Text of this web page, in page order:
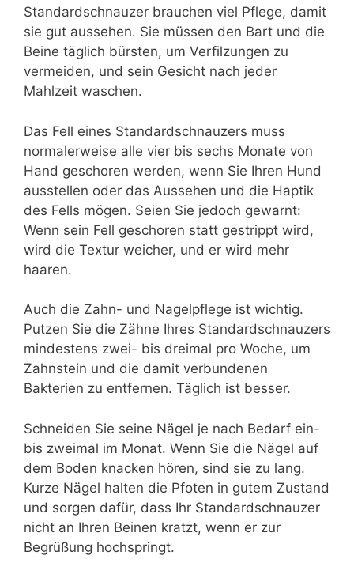
Standardschnauzer brauchen viel Pflege, damit
sie gut aussehen. Sie müssen den Bart und die
Beine täglich bürsten, um Verfilzungen zu
vermeiden, und sein Gesicht nach jeder
Mahlzeit waschen.
Das Fell eines Standardschnauzers muss
normalerweise alle vier bis sechs Monate von
Hand geschoren werden, wenn Sie Ihren Hund
ausstellen oder das Aussehen und die Haptik
des Fells mögen. Seien Sie jedoch gewarnt:
Wenn sein Fell geschoren statt gestrippt wird,
wird die Textur weicher, und er wird mehr
haaren.
Auch die Zahn- und Nagelpflege ist wichtig.
Putzen Sie die Zähne Ihres Standardschnauzers
mindestens zwei- bis dreimal pro Woche, um
Zahnstein und die damit verbundenen
Bakterien zu entfernen. Täglich ist besser.
Schneiden Sie seine Nägel je nach Bedarf ein-
bis zweimal im Monat. Wenn Sie die Nägel auf
dem Boden knacken hören, sind sie zu lang.
Kurze Nägel halten die Pfoten in gutem Zustand
und sorgen dafür, dass Ihr Standardschnauzer
nicht an Ihren Beinen kratzt, wenn er zur
Begrüßung hochspringt.